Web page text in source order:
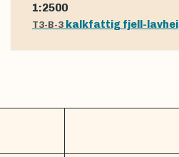
1:2500
T3-B-3 kalkfattig fjell-lavhei